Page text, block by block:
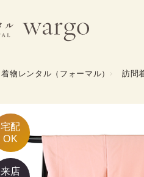
着物レンタル（フォーマル） 訪問
宅配
OK
来店